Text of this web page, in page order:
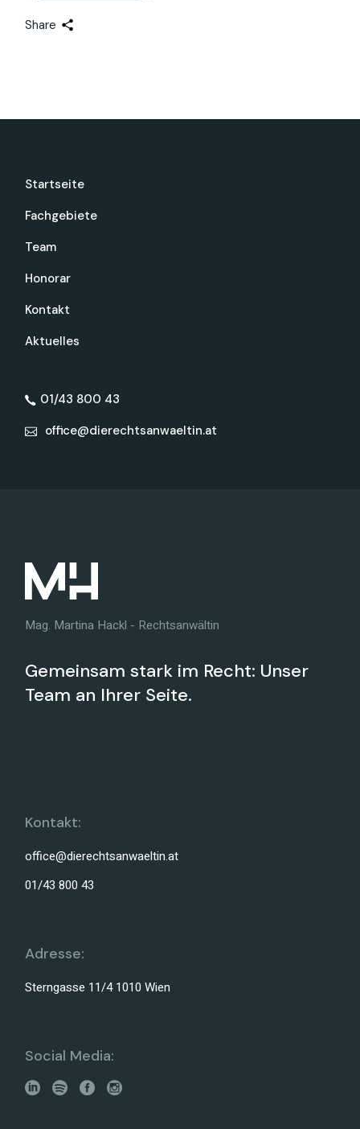
Share
Startseite
Fachgebiete
Team
Honorar
Kontakt
Aktuelles
01/43 800 43
office@dierechtsanwaeltin.at
Mag. Martina Hackl - Rechtsanwältin
Gemeinsam stark im Recht: Unser
Team an Ihrer Seite.
Kontakt:
office@dierechtsanwaeltin.at
01/43 800 43
Adresse:
Sterngasse 11/4 1010 Wien
Social Media: